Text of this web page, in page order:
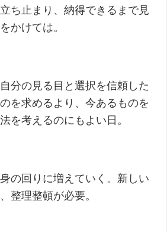
ち止まり、納得できるまで見
かけては。
分の見る目と選択を信頼した
を求めるより、今あるものを
を考えるのにもよい日。
の回りに増えていく。新しい
整理整頓が必要。